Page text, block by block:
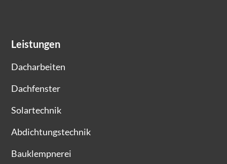
Leistungen
Dacharbeiten
Dachfenster
Solartechnik
Abdichtungstechnik
Bauklempnerei